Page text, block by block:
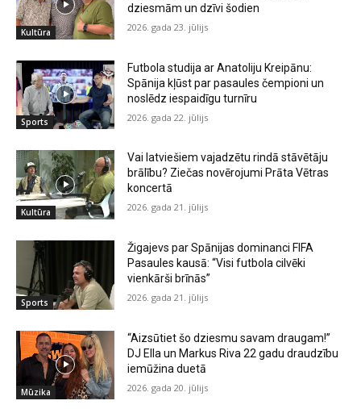
Kultūra
dziesmām un dzīvi šodien
2026. gada 23. jūlijs
Sports
Futbola studija ar Anatoliju Kreipānu:
Spānija kļūst par pasaules čempioni un
noslēdz iespaidīgu turnīru
2026. gada 22. jūlijs
Kultūra
Vai latviešiem vajadzētu rindā stāvētāju
brālību? Ziečas novērojumi Prāta Vētras
koncertā
2026. gada 21. jūlijs
Sports
Žigajevs par Spānijas dominanci FIFA
Pasaules kausā: “Visi futbola cilvēki
vienkārši brīnās”
2026. gada 21. jūlijs
Mūzika
“Aizsūtiet šo dziesmu savam draugam!”
DJ Ella un Markus Riva 22 gadu draudzību
iemūžina duetā
2026. gada 20. jūlijs